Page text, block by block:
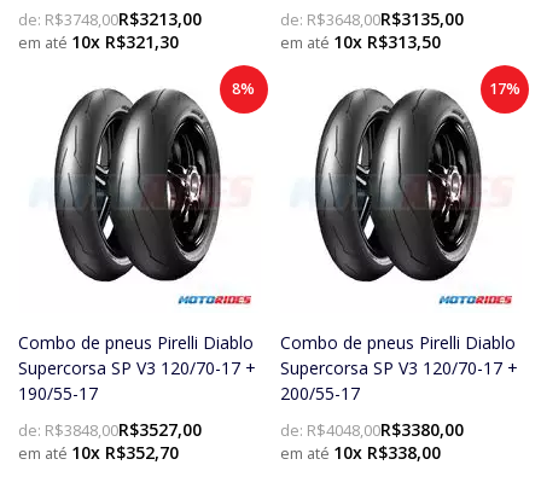
de: R$3748,00R$3213,00
10x R$321,30
de: R$3648,00R$3135,00
10x R$313,50
Combo de pneus Pirelli Diablo
Supercorsa SP V3 120/70-17 +
190/55-17
de: R$3848,00R$3527,00
10x R$352,70
8%
Combo de pneus Pirelli Diablo
Supercorsa SP V3 120/70-17 +
200/55-17
de: R$4048,00R$3380,00
10x R$338,00
17%